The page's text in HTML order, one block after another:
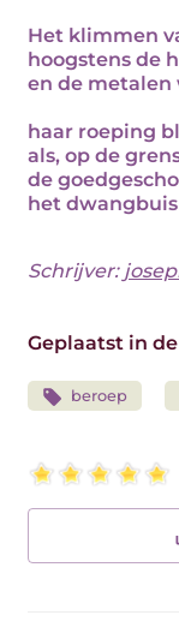
Het klimmen
hoogstens de
en de metalen
haar roeping
als, op de
de
het
Schrijver:
Geplaatst in
beroep